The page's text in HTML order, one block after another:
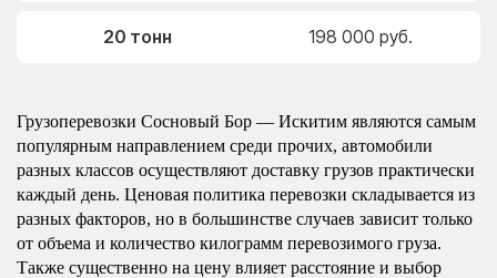
20 тонн 198 000 руб.
Грузоперевозки Сосновый Бор — Искитим являются самым
популярным направлением среди прочих, автомобили
разных классов осуществляют доставку грузов практически
каждый день. Ценовая политика перевозки складывается из
разных факторов, но в большинстве случаев зависит только
от объема и количество килограмм перевозимого груза.
Также существенно на цену влияет расстояние и выбор